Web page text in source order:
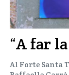
“A far
Al Forte Santa